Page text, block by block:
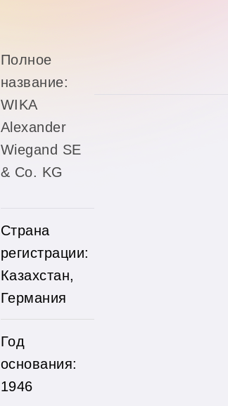
Полное
название:
WIKA
Alexander
Wiegand SE
& Co. KG
Страна
регистрации:
Казахстан,
Германия
Год
основания:
1946